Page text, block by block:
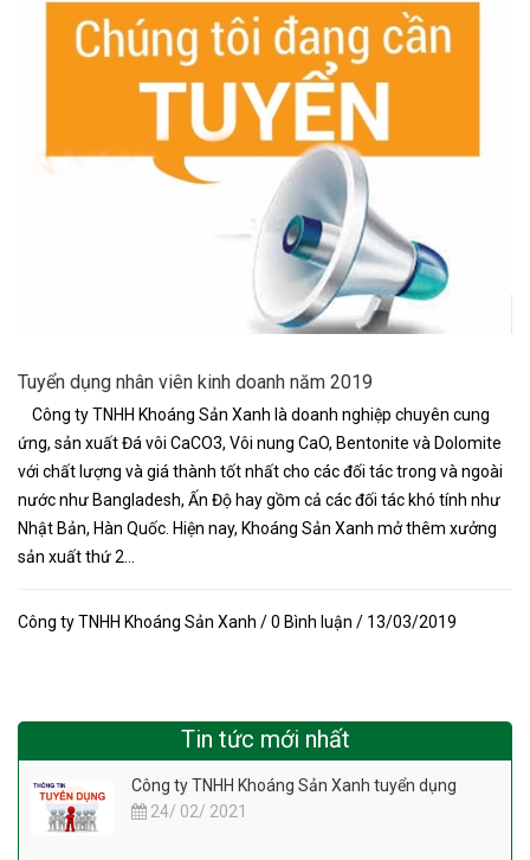
Tuyển dụng nhân viên kinh doanh năm 2019
Công ty TNHH Khoáng Sản Xanh là doanh nghiệp chuyên cung
ứng, sản xuất Đá vôi CaCO3, Vôi nung CaO, Bentonite và Dolomite
với chất lượng và giá thành tốt nhất cho các đối tác trong và ngoài
nước như Bangladesh, Ấn Độ hay gồm cả các đối tác khó tính như
Nhật Bản, Hàn Quốc. Hiện nay, Khoáng Sản Xanh mở thêm xưởng
sản xuất thứ 2...
Công ty TNHH Khoáng Sản Xanh / 0 Bình luận / 13/03/2019
Tin tức mới nhất
Công ty TNHH Khoáng Sản Xanh tuyển dụng
24/ 02/ 2021